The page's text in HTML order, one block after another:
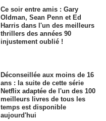
Ce soir entre amis : Gary
Oldman, Sean Penn et Ed
Harris dans l'un des meilleurs
thrillers des années 90
injustement oublié !
Déconseillée aux moins de 16
ans : la suite de cette série
Netflix adaptée de l'un des 100
meilleurs livres de tous les
temps est disponible
aujourd'hui